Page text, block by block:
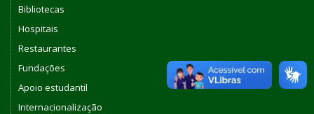
Bibliotecas
Hospitais
Restaurantes
Fundações
Apoio estudantil
Internacionalização